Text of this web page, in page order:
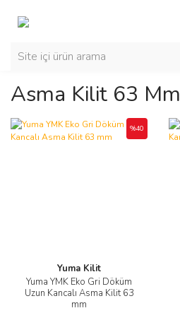
Asma Kilit 63 Mm
Yuma Kilit
Yuma YMK Eko Gri Döküm
Uzun Kancalı Asma Kilit 63
mm
%40